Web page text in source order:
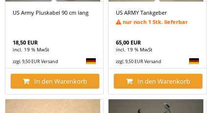
US Army Pluskabel 90 cm lang
18,50 EUR
incl. 19 % MwSt
zzgl. 9,50 EUR Versand
In den Warenkorb
US ARMY Tankgeber
nur noch 1 Stk. lieferbar
65,00 EUR
incl. 19 % MwSt
zzgl. 9,50 EUR Versand
In den Warenkorb